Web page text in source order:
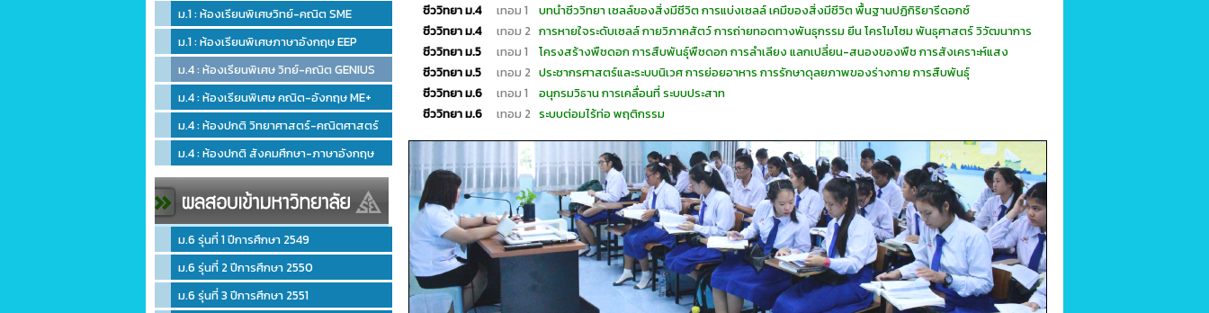
ม.1 : ห้องเรียนพิเศษวิทย์-คณิต SME
ม.1 : ห้องเรียนพิเศษภาษาอังกฤษ EEP
ม.4 : ห้องเรียนพิเศษ วิทย์-คณิต GENIUS
ม.4 : ห้องเรียนพิเศษ คณิต-อังกฤษ ME+
ม.4 : ห้องปกติ วิทยาศาสตร์-คณิตศาสตร์
ม.4 : ห้องปกติ สังคมศึกษา-ภาษาอังกฤษ
ม.6 รุ่นที่ 1 ปีการศึกษา 2549
ม.6 รุ่นที่ 2 ปีการศึกษา 2550
ม.6 รุ่นที่ 3 ปีการศึกษา 2551
ชีววิทยา ม.4
เทอม 1
บทนำชีววิทยา เซลล์ของสิ่งมีชีวิต การแบ่งเซลล์ เคมีของสิ่งมีชีวิต พื้นฐานปฏิกิริยารีดอกซ์
ชีววิทยา ม.4
เทอม 2 การหายใจระดับเซลล์ กายวิภาคสัตว์ การถ่ายทอดทางพันธุกรรม ยีน โครโมโซม พันธุศาสตร์ วิวัฒนาการ
ชีววิทยา ม.5
เทอม 1
โครงสร้างพืชดอก การสืบพันธุ์พืชดอก การลำเลียง แลกเปลี่ยน-สนองของพืช การสังเคราะห์แสง
ชีววิทยา ม.5
เทอม 2 ประชากรศาสตร์และระบบนิเวศ การย่อยอาหาร การรักษาดุลยภาพของร่างกาย การสืบพันธุ์
ชีววิทยา ม.6
เทอม 1
อนุกรมวิธาน การเคลื่อนที่ ระบบประสาท
ชีววิทยา ม.6
เทอม 2 ระบบต่อมไร้ท่อ พฤติกรรม